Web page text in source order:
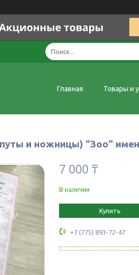
Главная Товары и
и ножницы) "Зоо"
7 000 ₸
В наличии
Купить
+7 (775) 893-72-47